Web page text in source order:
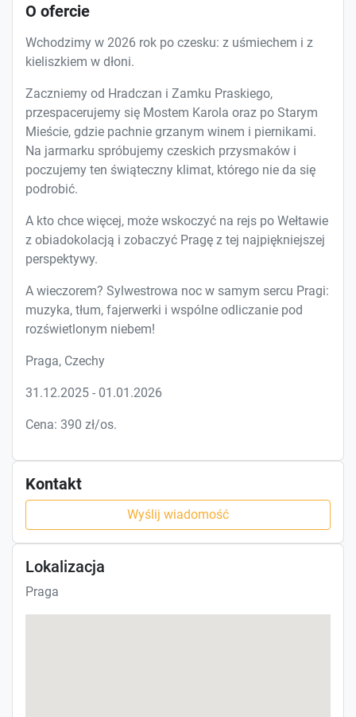
O ofercie
Wchodzimy w 2026 rok po czesku: z uśmiechem i z
kieliszkiem w dłoni.
Zaczniemy od Hradczan i Zamku Praskiego,
przespacerujemy się Mostem Karola oraz po Starym
Mieście, gdzie pachnie grzanym winem i piernikami.
Na jarmarku spróbujemy czeskich przysmaków i
poczujemy ten świąteczny klimat, którego nie da się
podrobić.
A kto chce więcej, może wskoczyć na rejs po Wełtawie
z obiadokolacją i zobaczyć Pragę z tej najpiękniejszej
perspektywy.
A wieczorem? Sylwestrowa noc w samym sercu Pragi:
muzyka, tłum, fajerwerki i wspólne odliczanie pod
rozświetlonym niebem!
Praga, Czechy
31.12.2025 - 01.01.2026
Cena: 390 zł/os.
Kontakt
Wyślij wiadomość
Lokalizacja
Praga